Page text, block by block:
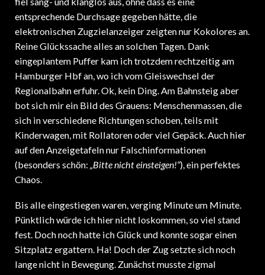
entsprechende Durchsage gegeben hätte, die
elektronischen Zugzielanzeiger zeigten nur Kokolores an.
Reine Glückssache alles an solchen Tagen. Dank
eingeplantem Puffer kam ich trotzdem rechtzeitig am
Hamburger Hbf an, wo ich vom Gleiswechsel der
Regionalbahn erfuhr. Ok, kein Ding. Am Bahnsteig aber
bot sich mir ein Bild des Grauens: Menschenmassen, die
sich in verschiedene Richtungen schoben, teils mit
Kinderwagen, mit Rollatoren oder viel Gepäck. Auch hier
auf den Anzeigetafeln nur Falschinformationen
(besonders schön:„Bitte nicht einsteigen!“), ein perfektes
Chaos.
Pünktlich würde ich hier nicht loskommen, so viel stand
fest. Doch noch hatte ich Glück und konnte sogar einen
Sitzplatz ergattern. Ha! Doch der Zug setzte sich noch
lange nicht in Bewegung. Zunächst musste zigmal
durchgesagt werden, dass der Türbereich freigemacht